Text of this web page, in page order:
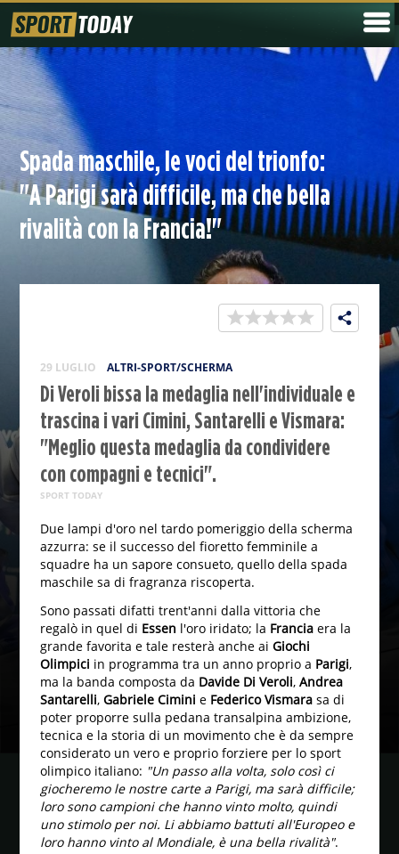
Spada maschile, le voci del trionfo:
"A Parigi sarà difficile, ma che bella
rivalità con la Francia!"
29 LUGLIO ALTRI-SPORT/SCHERMA
Di Veroli bissa la medaglia nell'individuale e
trascina i vari Cimini, Santarelli e Vismara:
"Meglio questa medaglia da condividere
con compagni e tecnici".
SPORT TODAY
Due lampi d'oro nel tardo pomeriggio della scherma
azzurra: se il successo del fioretto femminile a
squadre ha un sapore consueto, quello della spada
maschile sa di fragranza riscoperta.
Sono passati difatti trent'anni dalla vittoria che
regalò in quel di Essen l'oro iridato; la Franciaera la
grande favorita e tale resterà anche ai Giochi
Olimpici in programma tra un anno proprio a Parigi,
ma la banda composta da Davide Di Veroli, Andrea
Santarelli, Gabriele Cimini e Federico Vismarasa di
poter proporre sulla pedana transalpina ambizione,
tecnica e la storia di un movimento che è da sempre
considerato un vero e proprio forziere per lo sport
olimpico italiano: "Un passo alla volta, solo così ci
giocheremo le nostre carte a Parigi, ma sarà difficile;
loro sono campioni che hanno vinto molto, quindi
uno stimolo per noi. Li abbiamo battuti all'Europeo e
loro hanno vinto al Mondiale, è una bella rivalità".